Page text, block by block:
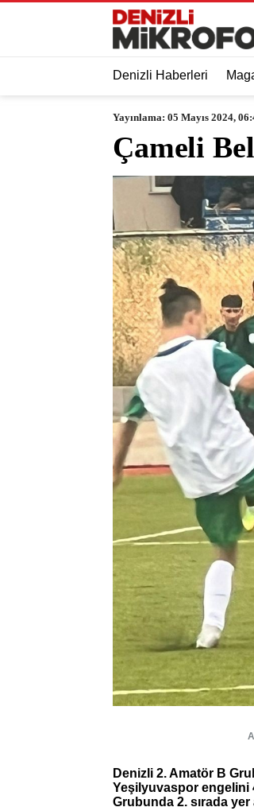
Denizli Haberleri
Yayınlama: 05 Mayıs 2024,
Çameli
Denizli 2. Amatör B
Yeşilyuvaspor engelini
Grubunda 2. sırada